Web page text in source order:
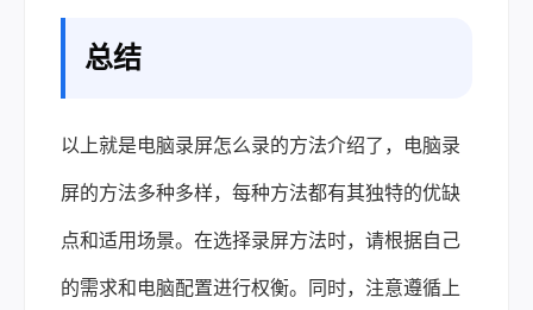
总结
以上就是电脑录屏怎么录的方法介绍了，电脑录
屏的方法多种多样，每种方法都有其独特的优缺
点和适用场景。在选择录屏方法时，请根据自己
的需求和电脑配置进行权衡。同时，注意遵循上